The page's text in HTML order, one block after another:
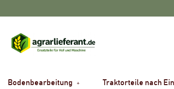
Bodenbearbeitung Traktorteile nach